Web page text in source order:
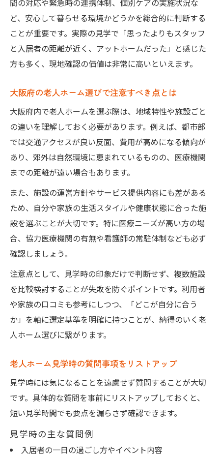
間の対応や緊急時の連携体制、個別ケアの実施状況な
ど、安心して暮らせる環境かどうかを総合的に判断する
ことが重要です。実際の見学で「思ったよりもスタッフ
と入居者の距離が近く、アットホームだった」と感じた
方も多く、現地確認の価値は非常に高いといえます。
大阪府の老人ホーム選びで注意すべき点とは
大阪府内で老人ホームを選ぶ際は、地域特性や施設ごと
の違いを理解しておく必要があります。例えば、都市部
では交通アクセスが良い反面、費用が高めになる傾向が
あり、郊外は自然環境に恵まれているものの、医療機関
までの距離が遠い場合もあります。
また、施設の運営方針やサービス提供内容にも差がある
ため、自分や家族の生活スタイルや健康状態に合った施
設を選ぶことが大切です。特に医療ニーズが高い方の場
合、協力医療機関の有無や看護師の常駐体制なども必ず
確認しましょう。
注意点として、見学時の印象だけで判断せず、複数施設
を比較検討することが失敗を防ぐポイントです。利用者
や家族の口コミも参考にしつつ、「どこが自分に合う
か」を軸に選定基準を明確に持つことが、納得のいく老
人ホーム選びに繋がります。
老人ホーム見学時の質問事項をリストアップ
見学時には気になることを遠慮せず質問することが大切
です。具体的な質問を事前にリストアップしておくと、
短い見学時間でも要点を漏らさず確認できます。
見学時の主な質問例
入居者の一日の過ごし方やイベント内容